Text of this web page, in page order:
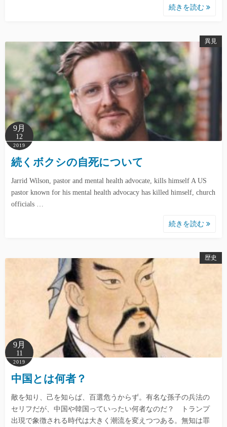
続きを読む
異見
9月
12
2019
続くボクシの自死について
Jarrid Wilson, pastor and mental health advocate, kills himself A US
pastor known for his mental health advocacy has killed himself, church
officials …
続きを読む
歴史
9月
11
2019
中国とは何者？
敵を知り、己を知らば、百選危うからず。有名な孫子の兵法の
セリフだが、中国や韓国っていったい何者なのだ？ トランプ
出現で象徴される時代は大きく潮流を変えつつある。無知は罪